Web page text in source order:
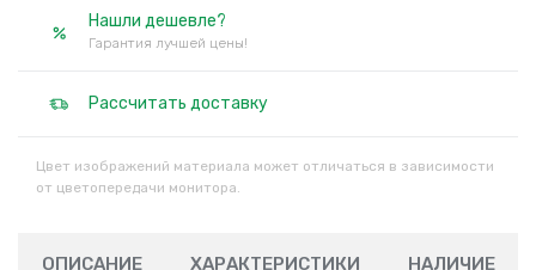
Нашли дешевле?
Гарантия лучшей цены!
Рассчитать доставку
Цвет изображений материала может отличаться в зависимости
от цветопередачи монитора.
ОПИСАНИЕ ХАРАКТЕРИСТИКИ НАЛИЧИЕ